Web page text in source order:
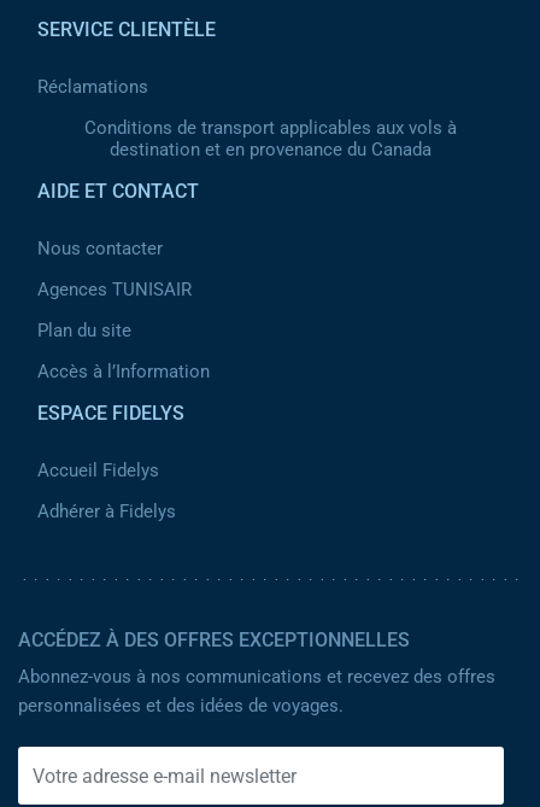
SERVICE CLIENTÈLE
Réclamations
Conditions de transport applicables aux vols à
destination et en provenance du Canada
AIDE ET CONTACT
Nous contacter
Agences TUNISAIR
Plan du site
Accès à l’Information
ESPACE FIDELYS
Accueil Fidelys
Adhérer à Fidelys
ACCÉDEZ À DES OFFRES EXCEPTIONNELLES
Abonnez-vous à nos communications et recevez des offres
personnalisées et des idées de voyages.